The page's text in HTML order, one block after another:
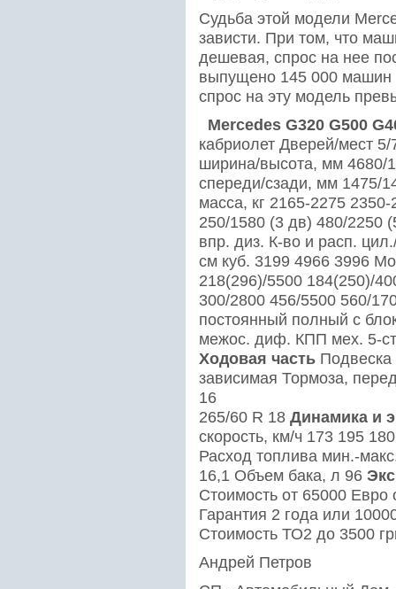
Судьба этой модели
зависти. При том, что
дешевая, спрос на нее
выпущено 145 000 машин
спрос на эту модель
Mercedes G320 G500
кабриолет Дверей/мест
ширина/высота, мм 4680/
спереди/сзади, мм 1475/
масса, кг 2165-2275
250/1580 (3 дв) 480/2250
впр. диз. К-во и расп.
см куб. 3199 4966 3996
218(296)/5500 184(250)/
300/2800 456/5500 560/
постоянный полный с
межос. диф. КПП мех. 5-
Ходовая часть Подвеска
зависимая Тормоза,
16
265/60 R 18 Динамика и
скорость, км/ч 173 195
Расход топлива мин.-
16,1 Объем бака, л 96
Стоимость от 65000
Гарантия 2 года или
Стоимость ТО2 до 3500
Андрей Петров